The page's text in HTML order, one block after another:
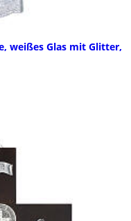
weißes Glas mit Glitter,